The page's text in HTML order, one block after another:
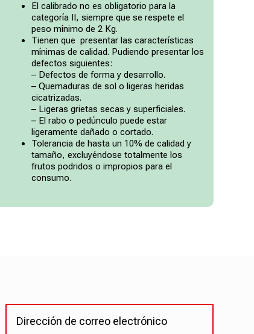
El calibrado no es obligatorio para la
categoría II, siempre que se respete el
peso mínimo de 2 Kg.
Tienen que presentar las características
mínimas de calidad. Pudiendo presentar los
defectos siguientes:
– Defectos de forma y desarrollo.
– Quemaduras de sol o ligeras heridas
cicatrizadas.
– Ligeras grietas secas y superficiales.
– El rabo o pedúnculo puede estar
ligeramente dañado o cortado.
Tolerancia de hasta un 10% de calidad y
tamaño, excluyéndose totalmente los
frutos podridos o impropios para el
consumo.